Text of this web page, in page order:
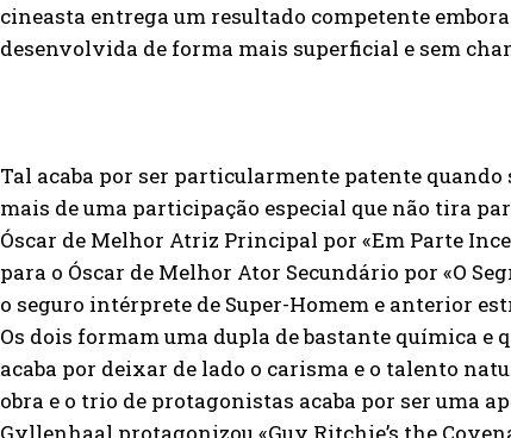
*
Concordo com a
Política de privacidade.
cineasta entrega um resultado competente
desenvolvida de forma mais superficial e sem
Tal acaba por ser particularmente patente quando
mais de uma participação especial que não tira
Óscar de Melhor Atriz Principal por «Em Parte
para o Óscar de Melhor Ator Secundário por «O
o seguro intérprete de Super-Homem e anterior
Os dois formam uma dupla de bastante química e
acaba por deixar de lado o carisma e o talento
obra e o trio de protagonistas acaba por ser uma
Gyllenhaal protagonizou «Guy Ritchie’s the